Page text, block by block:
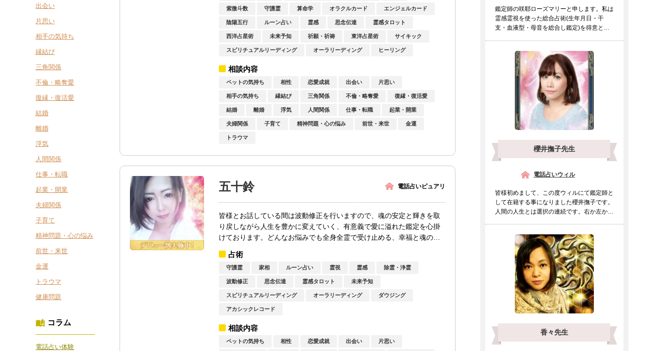
紫微斗数 守護霊 算命学 オラクルカード エンジェルカード
陰陽五行 ルーン占い 霊感 思念伝達 霊感タロット
西洋占星術 未来予知 祈願・祈祷 東洋占星術 サイキック
スピリチュアルリーディング オーラリーディング ヒーリング
相談内容
ペットの気持ち 相性 恋愛成就 出会い 片思い
相手の気持ち 縁結び 三角関係 不倫・略奪愛 復縁・復活愛
結婚 離婚 浮気 人間関係 仕事・転職 起業・開業
夫婦関係 子育て 精神問題・心の悩み 前世・来世 金運
トラウマ
電話占いピュアリ
五十鈴
皆様とお話している間は波動修正を行いますので、魂の安定と輝きを取
り戻しながら人生を豊かに変えていく、有意義で愛に溢れた鑑定を心掛
けております。どんなお悩みでも全身全霊で受け止める、幸福と魂の成
占術
守護霊 家相 ルーン占い 霊視 霊感 除霊・浄霊
波動修正 思念伝達 霊感タロット 未来予知
スピリチュアルリーディング オーラリーディング ダウジング
アカシックレコード
相談内容
ペットの気持ち 相性 恋愛成就 出会い 片思い
鑑定師の咲耶ローズマリーと申します。私は
霊感霊視を使った総合占術(生年月日・干
支・血液型・母音を総合し鑑定)を得意とし
櫻井撫子先生
電話占いウィル
皆様初めまして、この度ウィルにて鑑定師と
して在籍する事になりました櫻井撫子です。
人間の人生とは選択の連続です。右か左か進
香々先生
出会い
片思い
相手の気持ち
縁結び
三角関係
不倫・略奪愛
復縁・復活愛
結婚
離婚
浮気
人間関係
仕事・転職
起業・開業
夫婦関係
子育て
精神問題・心の悩み
前世・来世
金運
トラウマ
健康問題
コラム
電話占い体験